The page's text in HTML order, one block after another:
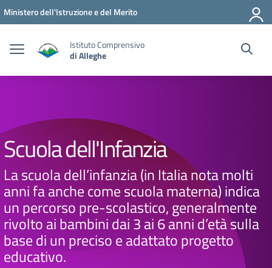
Vai ai contenuti
Vai al menu di navigazione
Vai al footer
Ministero dell'Istruzione e del Merito
Istituto Comprensivo
di Alleghe
Scuola dell'Infanzia
La scuola dell’infanzia (in Italia nota molti
anni fa anche come scuola materna) indica
un percorso pre-scolastico, generalmente
rivolto ai bambini dai 3 ai 6 anni d’età sulla
base di un preciso e adattato progetto
educativo.